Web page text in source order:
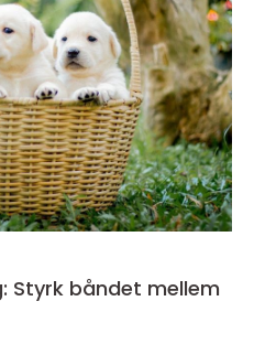
Styrk båndet mellem